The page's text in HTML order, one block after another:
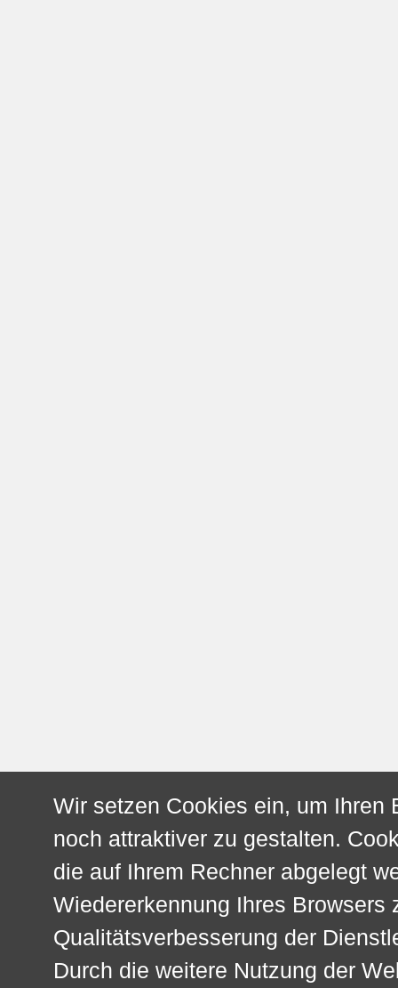
Wir setzen Cookies ein, um Ihren
noch attraktiver zu gestalten.
die auf Ihrem Rechner abgelegt
Wiedererkennung Ihres Browsers
Qualitätsverbesserung der
Durch die weitere Nutzung der